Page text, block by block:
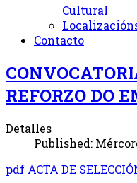
Cultural
Contacto
REFORZO DO
Detalles
Published:
pdf ACTA DE